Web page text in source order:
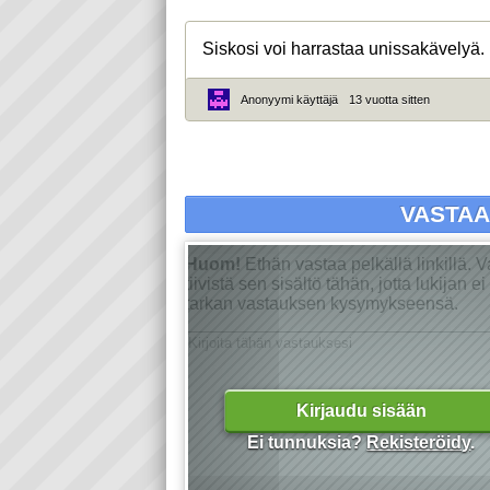
Siskosi voi harrastaa unissakävelyä.
Anonyymi käyttäjä 13 vuotta sitten
Kirjaudu sisään
Ei tunnuksia?Rekisteröidy.
Huom! Ethän vastaa pelkällä linkillä.
tiivistä sen sisältö tähän, jotta lukijan
tarkan vastauksen kysymykseensä.